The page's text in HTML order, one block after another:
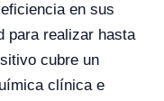
en sus
para realizar hasta
cubre un
clínica e